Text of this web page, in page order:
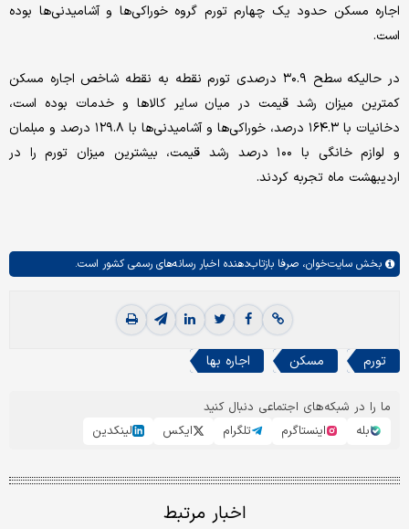
اجاره مسکن حدود یک چهارم تورم گروه خوراکی‌ها و آشامیدنی‌ها بوده
است.
در حالیکه سطح ۳۰.۹ درصدی تورم نقطه به نقطه شاخص اجاره مسکن
کمترین میزان رشد قیمت در میان سایر کالاها و خدمات بوده است،
دخانیات با ۱۶۴.۳ درصد، خوراکی‌ها و آشامیدنی‌ها با ۱۲۹.۸ درصد و مبلمان
و لوازم خانگی با ۱۰۰ درصد رشد قیمت، بیشترین میزان تورم را در
اردیبهشت ماه تجربه کردند.
بخش سایت‌خوان، صرفا بازتاب‌دهنده اخبار رسانه‌های رسمی کشور است.
تورم مسکن اجاره بها
ما را در شبکه‌های اجتماعی دنبال کنید
بله
اینستاگرم تلگرام ایکس لینکدین
اخبار مرتبط